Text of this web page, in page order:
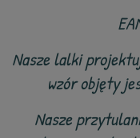
Nasze lalki
wzór objęty
Nasze